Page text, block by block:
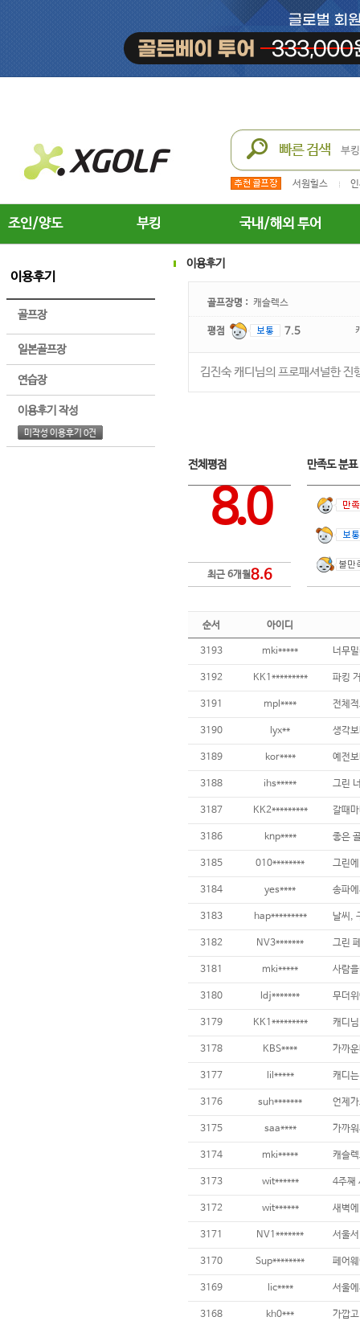
서원힐스
조인/양도 부킹 국내/해외 투어
이용후기
골프장
일본골프장
연습장
이용후기 작성
미작성 이용후기 0건
이용후기
골프장명 : 캐슬렉스
평점 7.5
김진숙 캐디님의 프로패셔널한 진
전체평점
8.0
최근 6개월8.6
만족도 분
순서 아이디
3193 mki***** 너무
3192 KK1*********
3191 mpl****
3190 lyx** 생각
3189 kor****
3188 ihs*****
3187 KK2*********
3186 knp****
3185 010********
3184 yes****
3183 hap********* 날씨,
3182 NV3*******
3181 mki*****
3180 ldj*******
3179 KK1*********
3178 KBS****
3177 lil*****
3176 suh*******
3175 saa****
3174 mki*****
3173 wit******
3172 wit******
3171 NV1*******
3170 Sup******** 페어
3169 lic****
3168 kh0*** 가깝